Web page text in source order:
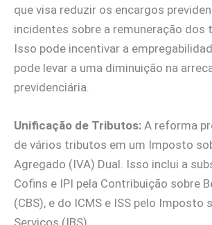
que visa reduzir os encargos
incidentes sobre a remuneração dos
Isso pode incentivar a
pode levar a uma diminuição na
previdenciária.
Unificação de Tributos: A reforma
de vários tributos em um Imposto
Agregado (IVA) Dual. Isso inclui a
Cofins e IPI pela Contribuição sobre
(CBS), e do ICMS e ISS pelo Imposto